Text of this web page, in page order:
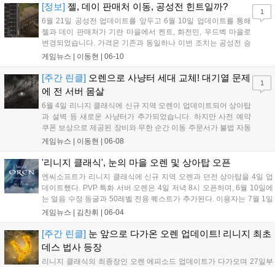
도전해 보시기 바랍니다....
[정보] 젤, 데이 판매처 이동, 공성전 힌트일까?
6월 21일 공성전 업데이트를 앞두고 6월 10일 업데이트를 통해
젤과 데이 판매처가 기란 마을에서 켄트, 화전민, 우드벡 마을로
변경되었습니다. 가격은 기존과 동일하나 이번 조치는 공성전 승
리 시 해당 마을에서 세금을 징수할 수 있는 메리트를 부여하기
오크 요새가 초기 공성전의 주요 전장이 될 것으로 전망됩니다....
게임뉴스 | 이동현 06-10
1
[주간 린클] 오렌으로 사냥터 세대 교체! 대기열 문제
에 전 서버 몸살
6월 4일 리니지 클래식에 신규 지역 오렌이 업데이트되어 상아탑
과 설벽 등 새로운 사냥터가 추가되었습니다. 하지만 사전 예약
쿠폰 보상으로 제공된 장비와 무한 순간 이동 주문서가 불법 자동
사냥 프로그램 사용자들에게 악용되며 전 서버에 대기열 폭주 현
등 운영상 문제가 심각하며, 50레벨 이후 스탯 분배의 형평성 논
란까지 더해져 유저들의 불만이 고조되고 있습니다....
게임뉴스 | 이동현 06-08
1
'리니지 클래식', 눈의 마을 오렌 및 상아탑 오픈
엔씨소프트가 리니지 클래식에 신규 지역 오렌과 던전 상아탑을 4일 업
데이트했다. PVP 특화 서버 오렌은 4일 저녁 8시 오픈하며, 6월 10일에
는 얼음 수정 동굴과 50레벨 전용 퀘스트가 추가된다. 이용자는 7월 1일
까지 사전예약에 참여해 다양한 보상을 받을 수 있으며, 자세한 내용은
추가되어 게임의 재미를 더할 예정이다....
게임뉴스 | 김찬휘 06-04
[주간 린클] 눈 앞으로 다가온 오렌 업데이트! 리니지 최초
데스 법사 등장
리니지 클래식의 최종장인 오렌 에피소드 업데이트가 다가오며 27일부